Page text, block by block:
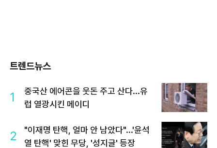
트렌드뉴스
1
중국산 에어콘을 웃돈 주고 산다...유
럽 열광시킨 메이디
2
"이재명 탄핵, 얼마 안 남았다"...'윤석
열 탄핵' 맞힌 무당, '성지글' 등장